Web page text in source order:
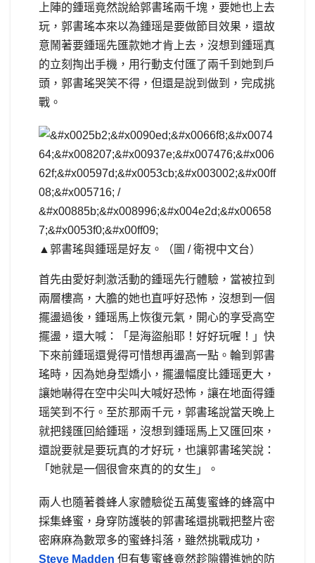
上陣的鍾瑶竟然說給郭書瑤兩千塊，要她也上去
玩，郭書瑤本來以為鍾瑶是要做節目效果，還故
意鬧著要鍾瑶先匯款她才肯上去，沒想到鍾瑶真
的立刻掏出手機，用行動支付匯了兩千到她到戶
頭，郭書瑤哭笑不得，但還是說到做到，完成挑
戰。
▲郭書瑤與鍾瑶是好友。（圖 / 衛視中文台）
首先由愛好刺激活動的鍾瑶先行體驗，當被拉到
兩層樓高，大膽的她也直呼好恐怖，沒想到一個
擺盪過後，鍾瑶馬上恢復元氣，開心的享受高空
擺盪，還大喊：「是海盜船耶！好好玩喔！」快
下來前鍾瑶還覺得可惜想再盪高一點。輪到郭書
瑤時，因為她身型嬌小，擺盪幅度比鍾瑶更大，
讓她嚇得在空中尖叫大喊好恐怖，讓在地面得鍾
瑶笑到不行。至於那兩千元，郭書瑤說當天晚上
就把錢匯回給鍾瑶，沒想到鍾瑶馬上又匯回來，
還說要就是要玩真的才好玩，也讓郭書瑤笑說：
「她就是一個很會來真的的女生」。
兩人也隨著養蜂人家體驗從五萬隻蜜蜂的蜂窩中
採集蜂蜜，身穿防護裝的郭書瑤還挑戰把整片密
密麻麻為數眾多的蜜蜂抖落，雖然挑戰成功，
Steve Madden 但有隻蜜蜂竟然趁隙鑽進她的防